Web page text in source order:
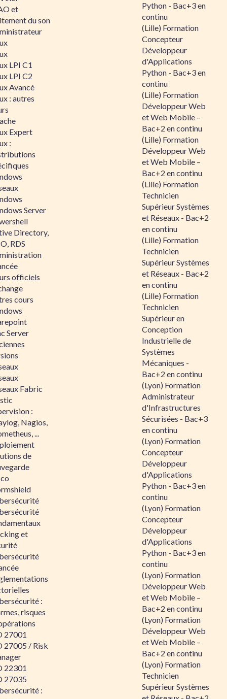
et
du son
LPI C1
LPI C2
Avancé
: autres
Expert
:
Server
Directory,
RDS
officiels
cours
Server
Fabric
:
Nagios,
...
de
et
:
risques
27001
27005 / Risk
22301
27035
:
Python - Bac+3 en
continu
(Lille) Formation
Concepteur
Développeur
d'Applications
Python - Bac+3 en
continu
(Lille) Formation
Développeur Web
et Web Mobile –
Bac+2 en continu
(Lille) Formation
Développeur Web
et Web Mobile –
Bac+2 en continu
(Lille) Formation
Technicien
Supérieur Systèmes
et Réseaux - Bac+2
en continu
(Lille) Formation
Technicien
Supérieur Systèmes
et Réseaux - Bac+2
en continu
(Lille) Formation
Technicien
Supérieur en
Conception
Industrielle de
Systèmes
Mécaniques -
Bac+2 en continu
(Lyon) Formation
Administrateur
d'Infrastructures
Sécurisées - Bac+3
en continu
(Lyon) Formation
Concepteur
Développeur
d'Applications
Python - Bac+3 en
continu
(Lyon) Formation
Concepteur
Développeur
d'Applications
Python - Bac+3 en
continu
(Lyon) Formation
Développeur Web
et Web Mobile –
Bac+2 en continu
(Lyon) Formation
Développeur Web
et Web Mobile –
Bac+2 en continu
(Lyon) Formation
Technicien
Supérieur Systèmes